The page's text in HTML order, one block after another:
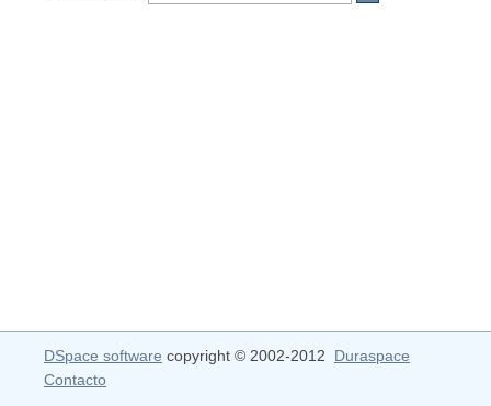
DSpace software copyright © 2002-2012 Duraspace
Contacto